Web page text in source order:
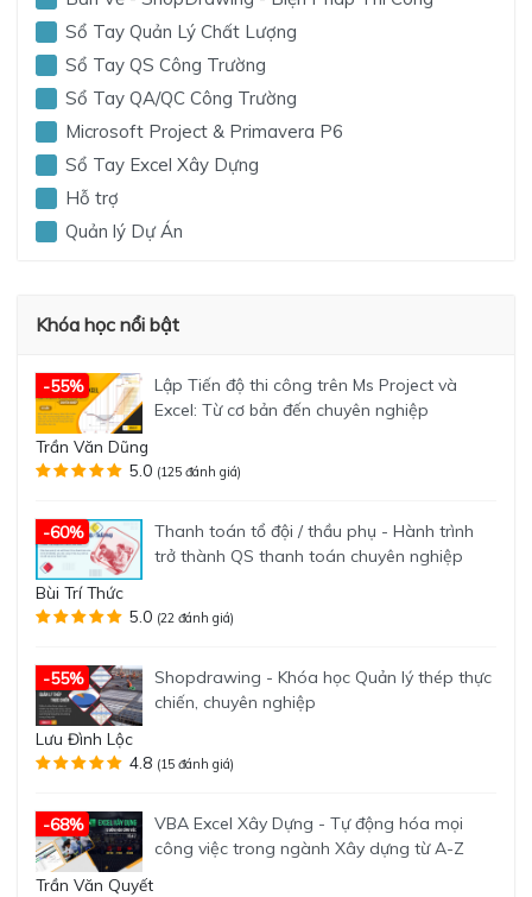
Sổ Tay Quản Lý Chất Lượng
Sổ Tay QS Công Trường
Sổ Tay QA/QC Công Trường
Microsoft Project & Primavera P6
Sổ Tay Excel Xây Dựng
Hỗ trợ
Quản lý Dự Án
Khóa học nổi bật
-55%
Lập Tiến độ thi công trên Ms Project và
Excel: Từ cơ bản đến chuyên nghiệp
Trần Văn Dũng
5.0 (125 đánh giá)
-60%
Thanh toán tổ đội / thầu phụ - Hành trình
trở thành QS thanh toán chuyên nghiệp
Bùi Trí Thức
5.0 (22 đánh giá)
-55%
Shopdrawing - Khóa học Quản lý thép thực
chiến, chuyên nghiệp
Lưu Đình Lộc
4.8 (15 đánh giá)
-68%
VBA Excel Xây Dựng - Tự động hóa mọi
công việc trong ngành Xây dựng từ A-Z
Trần Văn Quyết